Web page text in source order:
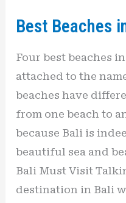
Best Beaches
Four best beaches
attached to the
beaches have
from one beach to
because Bali is
beautiful sea and
Bali Must Visit
destination in Bali
in